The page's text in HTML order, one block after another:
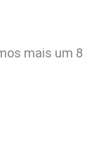
mais um 8